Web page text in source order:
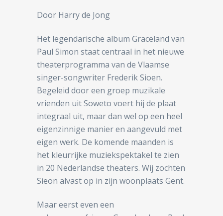
Door Harry de Jong
Het legendarische album Graceland van
Paul Simon staat centraal in het nieuwe
theaterprogramma van de Vlaamse
singer-songwriter Frederik Sioen.
Begeleid door een groep muzikale
vrienden uit Soweto voert hij de plaat
integraal uit, maar dan wel op een heel
eigenzinnige manier en aangevuld met
eigen werk. De komende maanden is
het kleurrijke muziekspektakel te zien
in 20 Nederlandse theaters. Wij zochten
Sieon alvast op in zijn woonplaats Gent.
Maar eerst even een